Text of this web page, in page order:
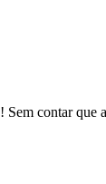
contar que